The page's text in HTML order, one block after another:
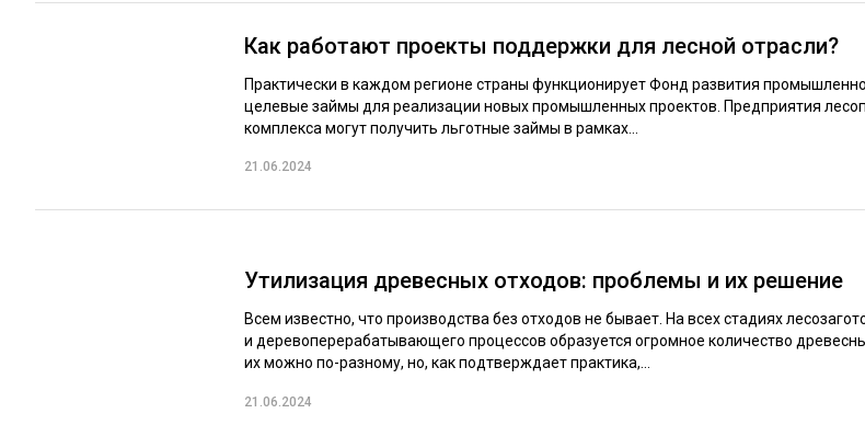
Как работают проекты поддержки для лесной отрасли?
Практически в каждом регионе страны функционирует Фонд развития
целевые займы для реализации новых промышленных проектов. Предприятия
комплекса могут получить льготные займы в рамках...
21.06.2024
Утилизация древесных отходов: проблемы и их решение
Всем известно, что производства без отходов не бывает. На всех стадиях
и деревоперерабатывающего процессов образуется огромное количество
их можно по-разному, но, как подтверждает практика,...
21.06.2024